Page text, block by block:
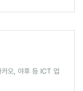
오, 야후 등 ICT 업